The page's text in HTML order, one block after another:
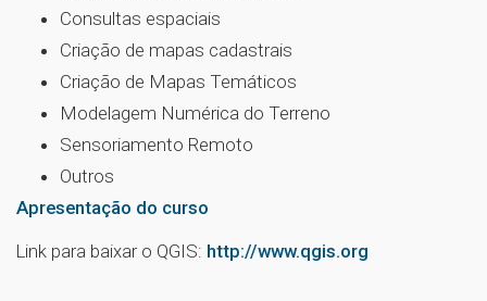
Consultas espaciais
Criação de mapas cadastrais
Criação de Mapas Temáticos
Modelagem Numérica do Terreno
Sensoriamento Remoto
Outros
Apresentação do curso
Link para baixar o QGIS: http://www.qgis.org